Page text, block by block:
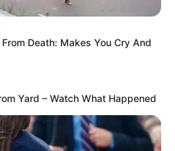
Death: Makes You Cry And
Yard – Watch What Happened